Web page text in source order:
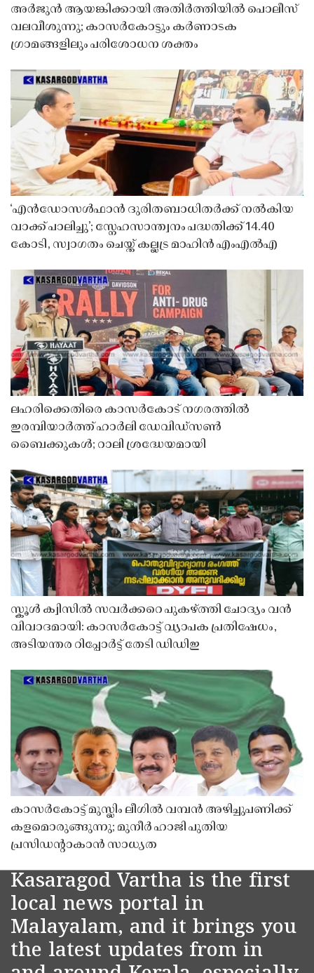
അർജുൻ ആയങ്കിക്കായി അതിർത്തിയിൽ പൊലീസ്
വലവീശുന്നു; കാസർകോട്ടും കർണാടക
ഗ്രാമങ്ങളിലും പരിശോധന ശക്തം
‘എൻഡോസൾഫാൻ ദുരിതബാധിതർക്ക് നൽകിയ
വാക്ക് പാലിച്ചു’; സ്നേഹസാന്ത്വനം പദ്ധതിക്ക് 14.40
കോടി, സ്വാഗതം ചെയ്ത് കല്ലട്ര മാഹിൻ എംഎൽഎ
ലഹരിക്കെതിരെ കാസർകോട് നഗരത്തിൽ
ഇരമ്പിയാർത്ത് ഹാർലി ഡേവിഡ്‌സൺ
ബൈക്കുകൾ; റാലി ശ്രദ്ധേയമായി
സ്കൂൾ ക്വിസിൽ സവർക്കറെ പുകഴ്ത്തി ചോദ്യം വൻ
വിവാദമായി: കാസർകോട്ട് വ്യാപക പ്രതിഷേധം,
അടിയന്തര റിപ്പോർട്ട് തേടി ഡിഡിഇ
കാസർകോട്ട് മുസ്ലിം ലീഗിൽ വമ്പൻ അഴിച്ചുപണിക്ക്
കളമൊരുങ്ങുന്നു; മുനീർ ഹാജി പുതിയ
പ്രസിഡൻ്റാകാൻ സാധ്യത
Kasaragod Vartha is the first
local news portal in
Malayalam, and it brings you
the latest updates from in